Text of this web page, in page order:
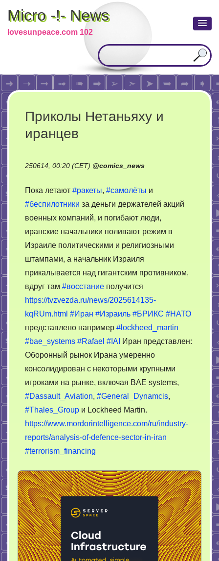
Micro -!- News
lovesunpeace.com 102
Приколы Нетаньяху и
иранцев
250614, 00:20 (CET) @comics_news
Пока летают #ракеты, #самолёты и
#беспилотники за деньги держателей акций
военных компаний, и погибают люди,
иранские начальники поливают режим в
Израиле политическими и религиозными
штампами, а начальник Израиля
прикалывается над гигантским противником,
вдруг там #восстание получится
https://tvzvezda.ru/news/2025614135-
kqRUm.html #Иран #Израиль #БРИКС #НАТО
представлено например #lockheed_martin
#bae_systems #Rafael #IAI
Иран представлен:
Оборонный рынок Ирана умеренно
консолидирован с некоторыми крупными
игроками на рынке, включая BAE systems,
#Dassault_Aviation, #General_Dynamcis,
#Thales_Group и Lockheed Martin.
https://www.mordorintelligence.com/ru/industry-
reports/analysis-of-defence-sector-in-iran
#terrorism_financing